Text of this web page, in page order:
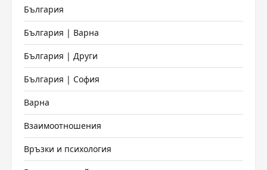
България
България | Варна
България | Други
България | София
Варна
Взаимоотношения
Връзки и психология